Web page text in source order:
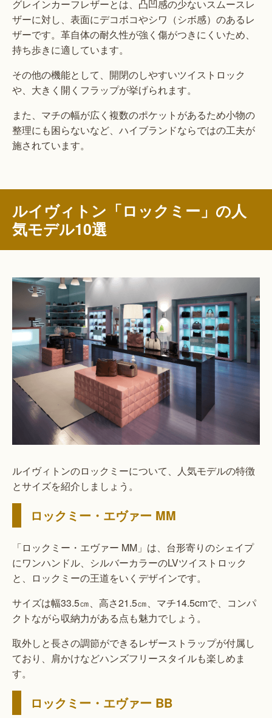
グレインカーフレザーとは、凸凹感の少ないスムースレ
ザーに対し、表面にデコボコやシワ（シボ感）のあるレ
ザーです。革自体の耐久性が強く傷がつきにくいため、
持ち歩きに適しています。
その他の機能として、開閉のしやすいツイストロック
や、大きく開くフラップが挙げられます。
また、マチの幅が広く複数のポケットがあるため小物の
整理にも困らないなど、ハイブランドならではの工夫が
施されています。
ルイヴィトン「ロックミー」の人
気モデル10選
ルイヴィトンのロックミーについて、人気モデルの特徴
とサイズを紹介しましょう。
ロックミー・エヴァー MM
「ロックミー・エヴァー MM」は、台形寄りのシェイプ
にワンハンドル、シルバーカラーのLVツイストロック
と、ロックミーの王道をいくデザインです。
サイズは幅33.5㎝、高さ21.5㎝、マチ14.5cmで、コンパ
クトながら収納力がある点も魅力でしょう。
取外しと長さの調節ができるレザーストラップが付属し
ており、肩かけなどハンズフリースタイルも楽しめま
す。
ロックミー・エヴァー BB